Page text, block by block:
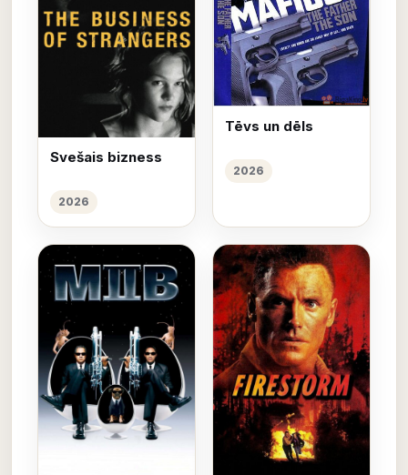
Svešais bizness
2026
Tēvs un dēls
2026